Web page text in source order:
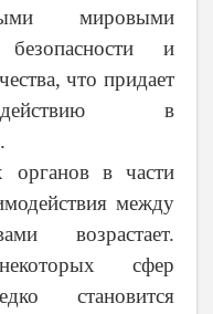
мировыми
и
что придает
в
органов в части
между
возрастает.
сфер
становится